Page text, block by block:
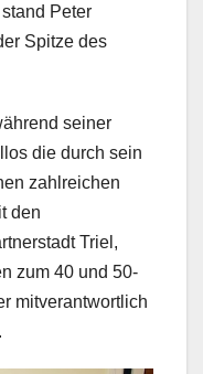
Peter
Spitze des
seiner
die durch sein
zahlreichen
den
Triel,
zum 40 und 50-
mitverantwortlich